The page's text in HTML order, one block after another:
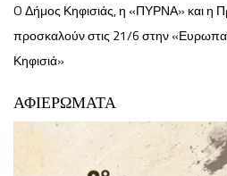
O Δήμος Κηφισιάς, η «ΠΥΡΝΑ» και η
προσκαλούν στις 21/6 στην
Κηφισιά»
ΑΦΙΕΡΩΜΑΤΑ